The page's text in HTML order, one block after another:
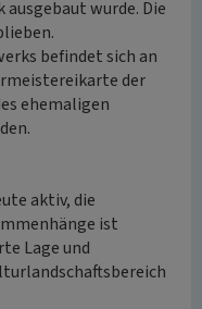
ausgebaut wurde. Die
befindet sich an
der
ehemaligen
aktiv, die
ist
Lage und